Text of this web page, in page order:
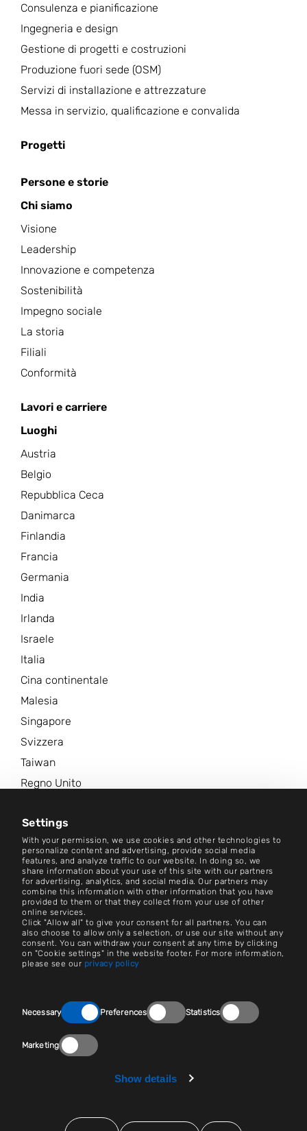
Settings
With your permission, we use cookies and other technologies to
personalize content and advertising, provide social media
features, and analyze traffic to our website. In doing so, we
share information about your use of this site with our partners
for advertising, analytics, and social media. Our partners may
combine this information with other information that you have
provided to them or that they collect from your use of other
online services.
Click "Allow all" to give your consent for all partners. You can
also choose to allow only a selection, or use our site without any
consent. You can withdraw your consent at any time by clicking
on "Cookie settings" in the website footer. For more information,
please see our privacy policy
Selection
Necessary Preferences Statistics
Marketing
Show details
Consulenza e pianificazione
Ingegneria e design
Gestione di progetti e costruzioni
Produzione fuori sede (OSM)
Servizi di installazione e attrezzature
Messa in servizio, qualificazione e convalida
Progetti
Persone e storie
Chi siamo
Visione
Leadership
Innovazione e competenza
Sostenibilità
Impegno sociale
La storia
Filiali
Conformità
Lavori e carriere
Luoghi
Austria
Belgio
Repubblica Ceca
Danimarca
Finlandia
Francia
Germania
India
Irlanda
Israele
Italia
Cina continentale
Malesia
Singapore
Svizzera
Taiwan
Regno Unito
Altre sedi
Centro Notizie
Contatto
Impostazioni dei cookie
Impronta
Avviso legale
Sala stampa
Dichiarazioni sulla privacy